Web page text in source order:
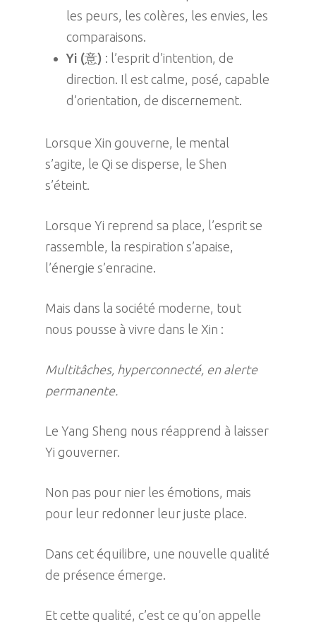
les peurs, les colères, les envies, les
comparaisons.
Yi (意) : l’esprit d’intention, de
direction. Il est calme, posé, capable
d’orientation, de discernement.
Lorsque Xin gouverne, le mental
s’agite, le Qi se disperse, le Shen
s’éteint.
Lorsque Yi reprend sa place, l’esprit se
rassemble, la respiration s’apaise,
l’énergie s’enracine.
Mais dans la société moderne, tout
nous pousse à vivre dans le Xin :
Multitâches, hyperconnecté, en alerte
permanente.
Le Yang Sheng nous réapprend à laisser
Yi gouverner.
Non pas pour nier les émotions, mais
pour leur redonner leur juste place.
Dans cet équilibre, une nouvelle qualité
de présence émerge.
Et cette qualité, c’est ce qu’on appelle